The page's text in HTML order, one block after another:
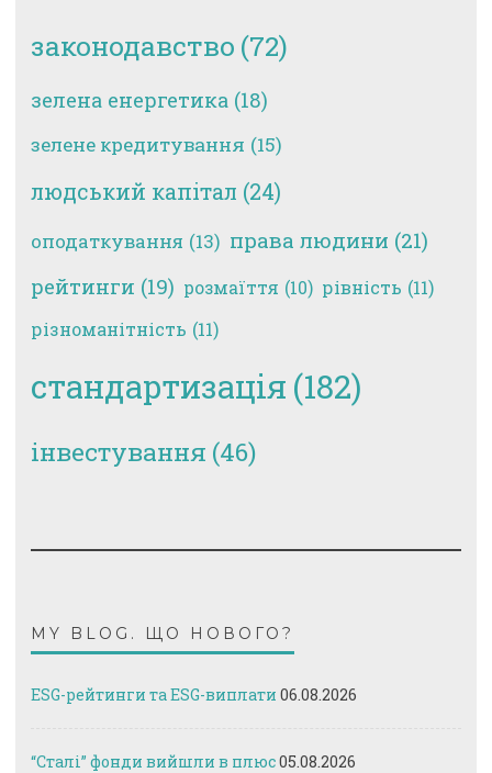
законодавство (72)
зелена енергетика (18)
зелене кредитування (15)
людський капітал (24)
оподаткування (13) права людини (21)
рейтинги (19) розмаїття (10) рівність (11)
різноманітність (11)
стандартизація (182)
інвестування (46)
MY BLOG. ЩО НОВОГО?
ESG-рейтинги та ESG-виплати 06.08.2026
“Сталі” фонди вийшли в плюс05.08.2026